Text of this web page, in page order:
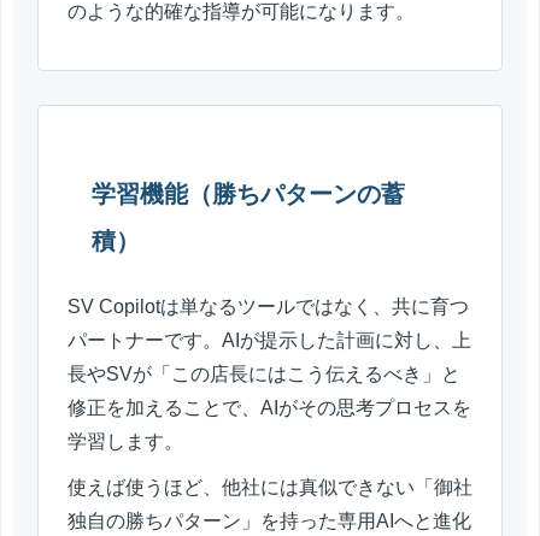
のような的確な指導が可能になります。
学習機能（勝ちパターンの蓄
積）
SV Copilotは単なるツールではなく、共に育つ
パートナーです。AIが提示した計画に対し、上
長やSVが「この店長にはこう伝えるべき」と
修正を加えることで、AIがその思考プロセスを
学習します。
使えば使うほど、他社には真似できない「御社
独自の勝ちパターン」を持った専用AIへと進化